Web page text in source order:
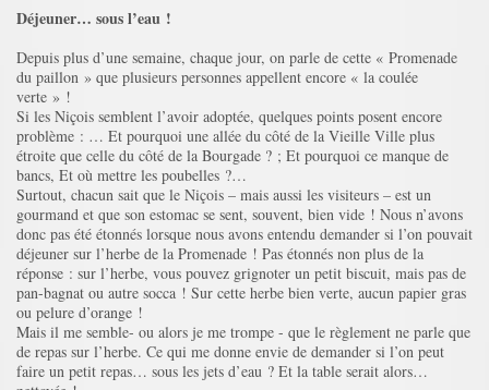
Déjeuner… sous l’eau !
Depuis plus d’une semaine, chaque jour, on parle de cette « Promenade
du paillon » que plusieurs personnes appellent encore « la coulée
verte » !
Si les Niçois semblent l’avoir adoptée, quelques points posent encore
problème : … Et pourquoi une allée du côté de la Vieille Ville plus
étroite que celle du côté de la Bourgade ? ; Et pourquoi ce manque de
bancs, Et où mettre les poubelles ?…
Surtout, chacun sait que le Niçois – mais aussi les visiteurs – est un
gourmand et que son estomac se sent, souvent, bien vide ! Nous n’avons
donc pas été étonnés lorsque nous avons entendu demander si l’on pouvait
déjeuner sur l’herbe de la Promenade ! Pas étonnés non plus de la
réponse : sur l’herbe, vous pouvez grignoter un petit biscuit, mais pas de
pan-bagnat ou autre socca ! Sur cette herbe bien verte, aucun papier gras
ou pelure d’orange !
Mais il me semble- ou alors je me trompe - que le règlement ne parle que
de repas sur l’herbe. Ce qui me donne envie de demander si l’on peut
faire un petit repas… sous les jets d’eau ? Et la table serait alors…